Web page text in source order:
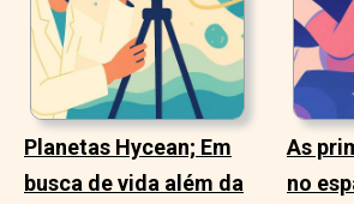
Planetas Hycean; Em
busca de vida além da
As
no